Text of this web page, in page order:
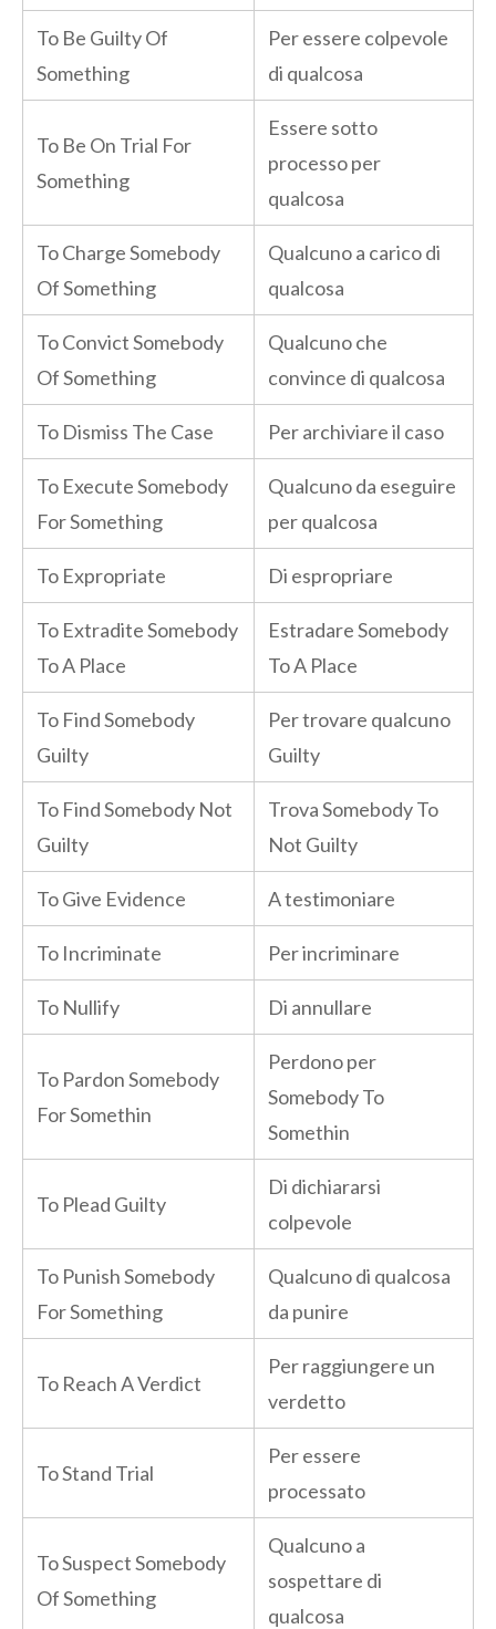
To Be Guilty Of
Something
Per essere colpevole
di qualcosa
To Be On Trial For
Something
Essere sotto
processo per
qualcosa
To Charge Somebody
Of Something
Qualcuno a carico di
qualcosa
To Convict Somebody
Of Something
Qualcuno che
convince di qualcosa
To Dismiss The Case Per archiviare il caso
To Execute Somebody
For Something
Qualcuno da eseguire
per qualcosa
To Expropriate Di espropriare
To Extradite Somebody
To A Place
Estradare Somebody
To A Place
To Find Somebody
Guilty
Per trovare qualcuno
Guilty
To Find Somebody Not
Guilty
Trova Somebody To
Not Guilty
To Give Evidence A testimoniare
To Incriminate Per incriminare
To Nullify Di annullare
To Pardon Somebody
For Somethin
Perdono per
Somebody To
Somethin
To Plead Guilty
Di dichiararsi
colpevole
To Punish Somebody
For Something
Qualcuno di qualcosa
da punire
To Reach A Verdict
Per raggiungere un
verdetto
To Stand Trial
Per essere
processato
To Suspect Somebody
Of Something
Qualcuno a
sospettare di
qualcosa